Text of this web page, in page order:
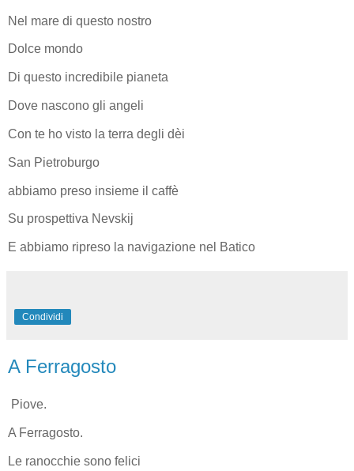
Nel mare di questo nostro
Dolce mondo
Di questo incredibile pianeta
Dove nascono gli angeli
Con te ho visto la terra degli dèi
San Pietroburgo
abbiamo preso insieme il caffè
Su prospettiva Nevskij
E abbiamo ripreso la navigazione nel Batico
Condividi
A Ferragosto
Piove.
A Ferragosto.
Le ranocchie sono felici